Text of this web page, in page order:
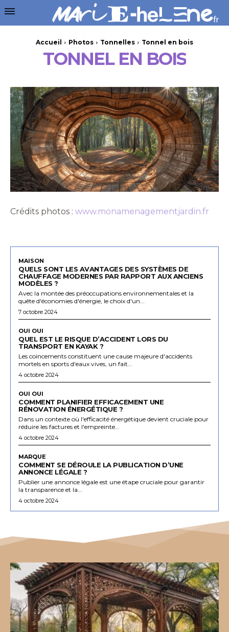
Accueil Photos Tonnelles Tonnel en bois
TONNEL EN BOIS
Crédits photos : www.monamenagementjardin.fr
MAISON
QUELS SONT LES AVANTAGES DES SYSTÈMES DE
CHAUFFAGE MODERNES PAR RAPPORT AUX ANCIENS
MODÈLES ?
Avec la montée des préoccupations environnementales et la
quête d'économies d'énergie, le choix d'un...
7 octobre 2024
OUI OUI
QUEL EST LE RISQUE D’ACCIDENT LORS DU
TRANSPORT EN KAYAK ?
Les coincements constituent une cause majeure d'accidents
mortels en sports d'eaux vives, un fait...
4 octobre 2024
OUI OUI
COMMENT PLANIFIER EFFICACEMENT UNE
RÉNOVATION ÉNERGÉTIQUE ?
Dans un contexte où l'efficacité énergétique devient cruciale pour
réduire les factures et l'empreinte...
4 octobre 2024
MARQUE
COMMENT SE DÉROULE LA PUBLICATION D’UNE
ANNONCE LÉGALE ?
Publier une annonce légale est une étape cruciale pour garantir
la transparence et la...
4 octobre 2024